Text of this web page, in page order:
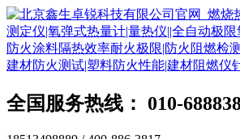
全国服务热线： 010-